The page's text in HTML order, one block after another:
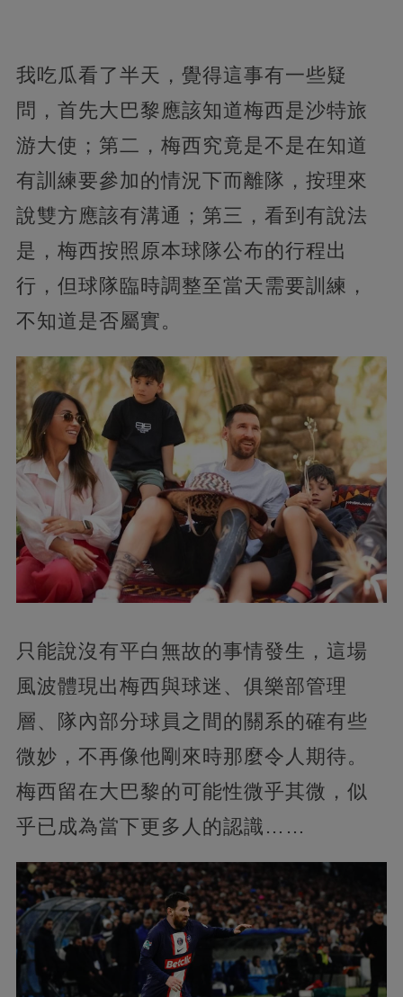
我吃瓜看了半天，覺得這事有一些疑
問，首先大巴黎應該知道梅西是沙特旅
游大使；第二，梅西究竟是不是在知道
有訓練要參加的情況下而離隊，按理來
說雙方應該有溝通；第三，看到有說法
是，梅西按照原本球隊公布的行程出
行，但球隊臨時調整至當天需要訓練，
不知道是否屬實。
只能說沒有平白無故的事情發生，這場
風波體現出梅西與球迷、俱樂部管理
層、隊內部分球員之間的關系的確有些
微妙，不再像他剛來時那麼令人期待。
梅西留在大巴黎的可能性微乎其微，似
乎已成為當下更多人的認識……